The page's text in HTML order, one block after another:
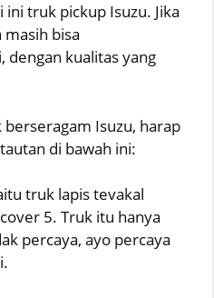
truk pickup Isuzu. Jika
bisa
dengan kualitas yang
Isuzu, harap
di bawah ini:
truk lapis tevakal
5. Truk itu hanya
percaya, ayo percaya